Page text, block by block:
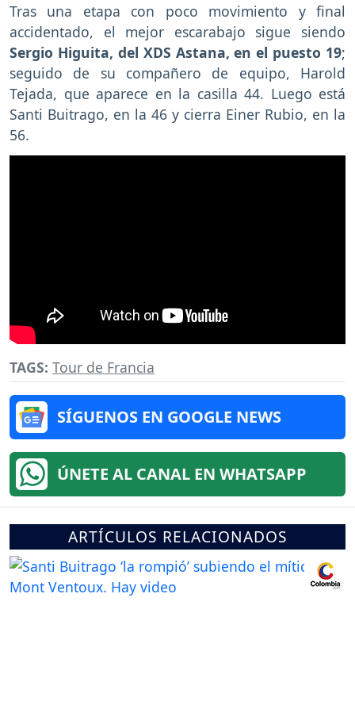
Tras una etapa con poco movimiento y final
accidentado, el mejor escarabajo sigue siendo
Sergio Higuita, del XDS Astana, en el puesto 19;
seguido de su compañero de equipo, Harold
Tejada, que aparece en la casilla 44. Luego está
Santi Buitrago, en la 46 y cierra Einer Rubio, en la
56.
TAGS: Tour de Francia
SÍGUENOS EN GOOGLE NEWS
ÚNETE AL CANAL EN WHATSAPP
ARTÍCULOS RELACIONADOS